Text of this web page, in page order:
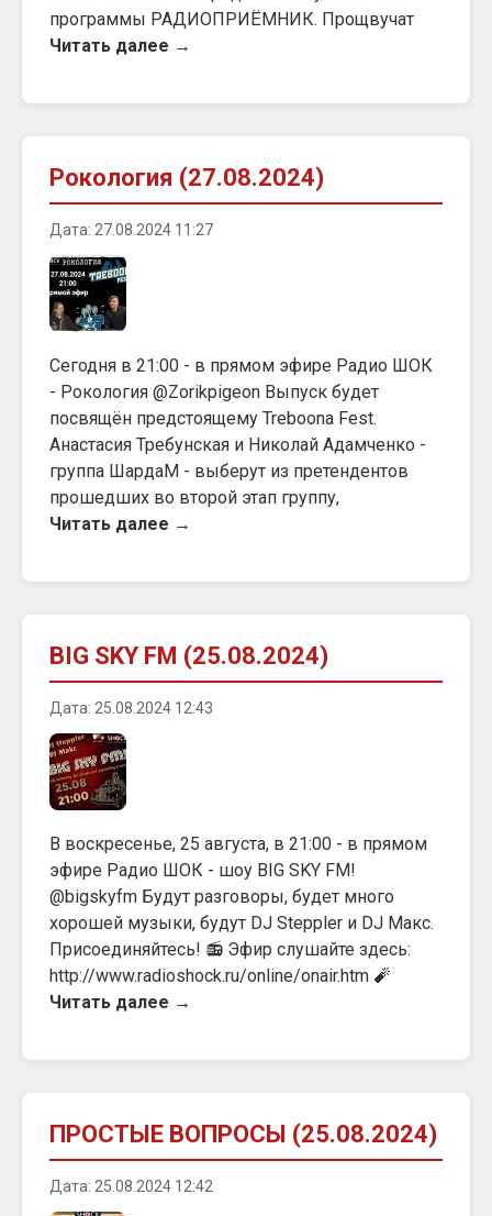
программы РАДИОПРИЁМНИК. Прощвучат
Читать далее →
Рокология (27.08.2024)
Дата: 27.08.2024 11:27
Сегодня в 21:00 - в прямом эфире Радио ШОК
- Рокология @Zorikpigeon Выпуск будет
посвящён предстоящему Treboona Fest.
Анастасия Требунская и Николай Адамченко -
группа ШардаМ - выберут из претендентов
прошедших во второй этап группу,
Читать далее →
BIG SKY FM (25.08.2024)
Дата: 25.08.2024 12:43
В воскресенье, 25 августа, в 21:00 - в прямом
эфире Радио ШОК - шоу BIG SKY FM!
@bigskyfm Будут разговоры, будет много
хорошей музыки, будут DJ Steppler и DJ Макс.
Присоединяйтесь! 📻 Эфир слушайте здесь:
http://www.radioshock.ru/online/onair.htm 🧨
Читать далее →
ПРОСТЫЕ ВОПРОСЫ (25.08.2024)
Дата: 25.08.2024 12:42